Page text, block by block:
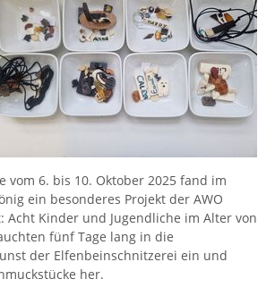
vom 6. bis 10. Oktober 2025 fand im
ein besonderes Projekt der AWO
Acht Kinder und Jugendliche im Alter von
fünf Tage lang in die
der Elfenbeinschnitzerei ein und
her.